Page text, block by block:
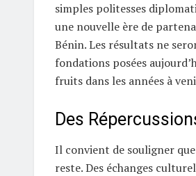
simples politesses
une nouvelle ère de
Bénin. Les résultats ne
fondations posées
fruits dans les années à
Des
Il convient de souligner
reste. Des échanges